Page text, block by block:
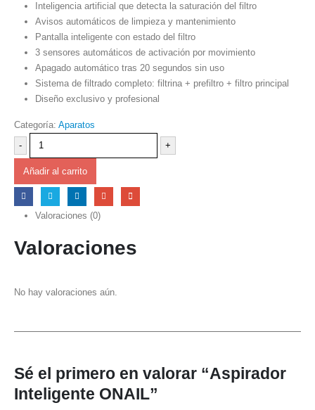
Inteligencia artificial que detecta la saturación del filtro
Avisos automáticos de limpieza y mantenimiento
Pantalla inteligente con estado del filtro
3 sensores automáticos de activación por movimiento
Apagado automático tras 20 segundos sin uso
Sistema de filtrado completo: filtrina + prefiltro + filtro principal
Diseño exclusivo y profesional
Categoría: Aparatos
-
+
Añadir al carrito
Valoraciones (0)
Valoraciones
No hay valoraciones aún.
Sé el primero en valorar “Aspirador
Inteligente ONAIL”